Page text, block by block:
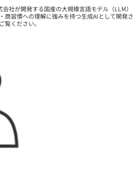
社が開発する国産の大規模言語モデル（LLM）
商習慣への理解に強みを持つ生成AIとして開発さ
覧ください。